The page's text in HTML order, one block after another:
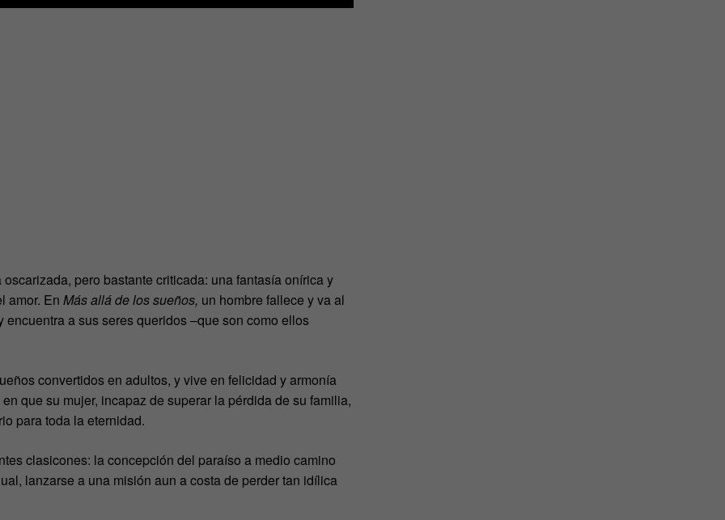
pero bastante criticada: una fantasía onírica y
amor. En Más allá de los sueños, un hombre fallece y va al
a sus seres queridos –que son como ellos
convertidos en adultos, y vive en felicidad y armonía
que su mujer, incapaz de superar la pérdida de su familia,
para toda la eternidad.
clasicones: la concepción del paraíso a medio camino
lanzarse a una misión aun a costa de perder tan idílica